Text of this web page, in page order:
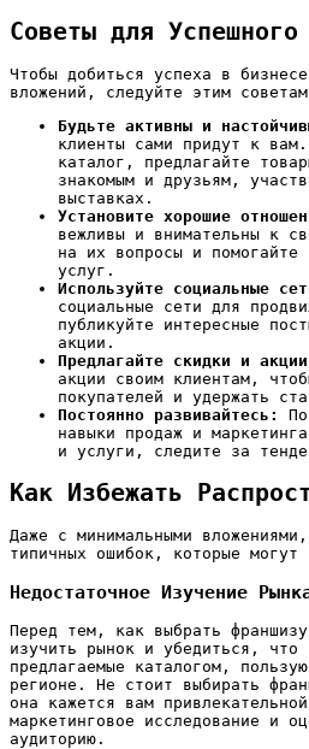
Советы для Успешного
Чтобы добиться успеха в
вложений‚ следуйте этим
Будьте активны и
клиенты сами придут к
каталог‚ предлагайте
знакомым и друзьям‚
выставках.
Установите хорошие
вежливы и внимательны к
на их вопросы и
услуг.
Используйте социальные
социальные сети для
публикуйте интересные
акции.
Предлагайте скидки и
акции своим клиентам‚
покупателей и удержать
Постоянно развивайтесь:
навыки продаж и
и услуги‚ следите за
Как Избежать
Даже с минимальными
типичных ошибок‚ которые
Недостаточное Изучение
Перед тем‚ как выбрать
изучить рынок и убедиться‚ что
предлагаемые каталогом‚
регионе. Не стоит выбирать
она кажется вам
маркетинговое исследование и
аудиторию.